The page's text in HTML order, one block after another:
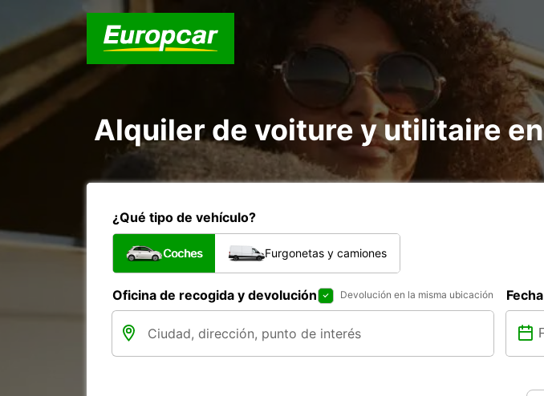
Alquiler de voiture y utilitaire
¿Qué tipo de vehículo?
Coches Furgonetas y camiones
Oficina de recogida y devolución Devolución en la misma ubicación